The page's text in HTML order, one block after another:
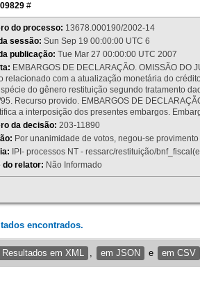
#
do processo: 13678.000190/2002-14
sessão: Sun Sep 19 00:00:00 UTC 6
publicação: Tue Mar 27 00:00:00 UTC 2007
EMBARGOS DE DECLARAÇÃO. OMISSÃO
relacionado com a atualização monetária do
do gênero restituição segundo tratamento
Recurso provido. EMBARGOS DE
a interposição dos presentes embargos.
da decisão: 203-11890
Por unanimidade de votos, negou-se
IPI- processos NT - ressarc/restituição/
do relator: Não Informado
encontrados.
Resultados em XML em JSON e em CSV